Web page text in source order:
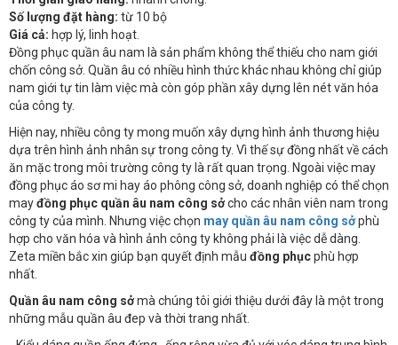
Số lượng đặt hàng: từ 10 bộ
Giá cả: hợp lý, linh hoạt.
Đồng phục quần âu nam là sản phẩm không thể thiếu cho nam giới
chốn công sở. Quần âu có nhiều hình thức khác nhau không chỉ giúp
nam giới tự tin làm việc mà còn góp phần xây dựng lên nét văn hóa
của công ty.
Hiện nay, nhiều công ty mong muốn xây dựng hình ảnh thương hiệu
dựa trên hình ảnh nhân sự trong công ty. Vì thế sự đồng nhất về cách
ăn mặc trong môi trường công ty là rất quan trọng. Ngoài việc may
đồng phục áo sơ mi hay áo phông công sở, doanh nghiệp có thể chọn
mayđồng phục quần âu nam công sởcho các nhân viên nam trong
công ty của mình. Nhưng việc chọn may quần âu nam công sởphù
hợp cho văn hóa và hình ảnh công ty không phải là việc dễ dàng.
Zeta miền bắc xin giúp bạn quyết định mẫu đồng phụcphù hợp
nhất.
Quần âu nam công sởmà chúng tôi giới thiệu dưới đây là một trong
những mẫu quần âu đep và thời trang nhất.